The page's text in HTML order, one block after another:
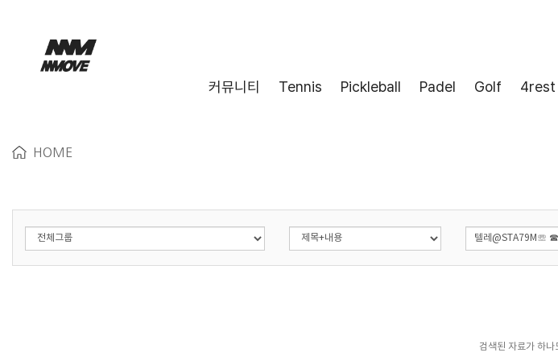
커뮤니티 Tennis Pickleball Padel Golf 4rest
HOME
검색된 자료가 하나